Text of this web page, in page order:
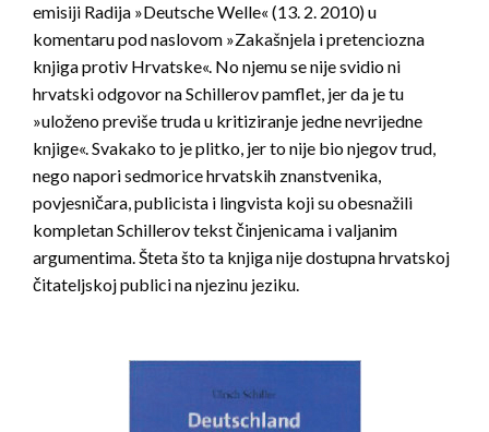
emisiji Radija »Deutsche Welle« (13. 2. 2010) u
komentaru pod naslovom »Zakašnjela i pretenciozna
knjiga protiv Hrvatske«. No njemu se nije svidio ni
hrvatski odgovor na Schillerov pamflet, jer da je tu
»uloženo previše truda u kritiziranje jedne nevrijedne
knjige«. Svakako to je plitko, jer to nije bio njegov trud,
nego napori sedmorice hrvatskih znanstvenika,
povjesničara, publicista i lingvista koji su obesnažili
kompletan Schillerov tekst činjenicama i valjanim
argumentima. Šteta što ta knjiga nije dostupna hrvatskoj
čitateljskoj publici na njezinu jeziku.